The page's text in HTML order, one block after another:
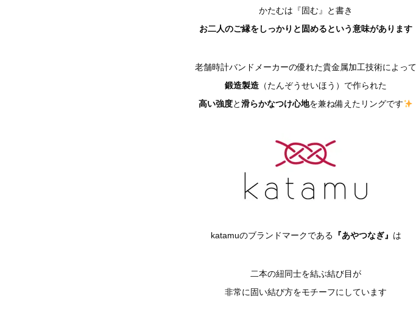
かたむは『固む』と書き
お二人のご縁をしっかりと固めるという意味があります
老舗時計バンドメーカーの優れた貴金属加工技術によって
鍛造製造 （たんぞうせいほう）で作られた
高い強度と滑らかなつけ心地を兼ね備えたリングです
katamuのブランドマークである 『あやつなぎ』 は
二本の紐同士を結ぶ結び目が
非常に固い結び方をモチーフにしています